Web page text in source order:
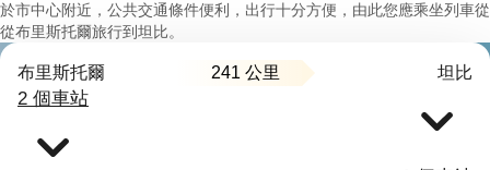
於市中心附近，公共交通條件便利，出行十分方便，由此您應乘坐列車從
從布里斯托爾旅行到坦比。
布里斯托爾 241 公里 坦比
2 個車站